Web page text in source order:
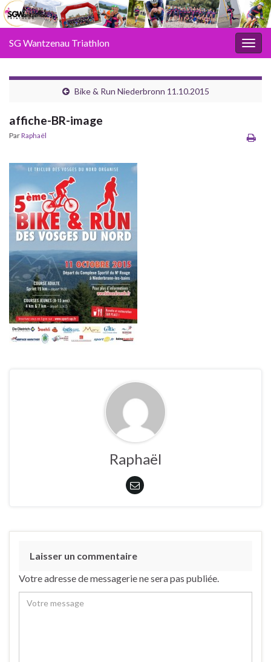
SG Wantzenau Triathlon
Bike & Run Niederbronn 11.10.2015
affiche-BR-image
ParRaphaël
Raphaël
Laisser un commentaire
Votre adresse de messagerie ne sera pas publiée.